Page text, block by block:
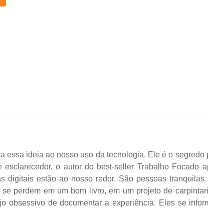
ideia ao nosso uso da tecnologia. Ele é o segredo
o autor do best-seller Trabalho Focado
digitais estão ao nosso redor. São pessoas tranquilas
perdem em um bom livro, em um projeto de
obsessivo de documentar a experiência. Eles se